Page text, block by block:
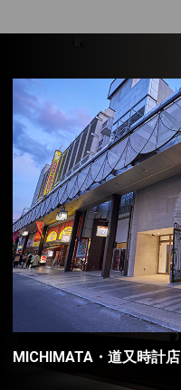
MICHIMATA・道又時計店